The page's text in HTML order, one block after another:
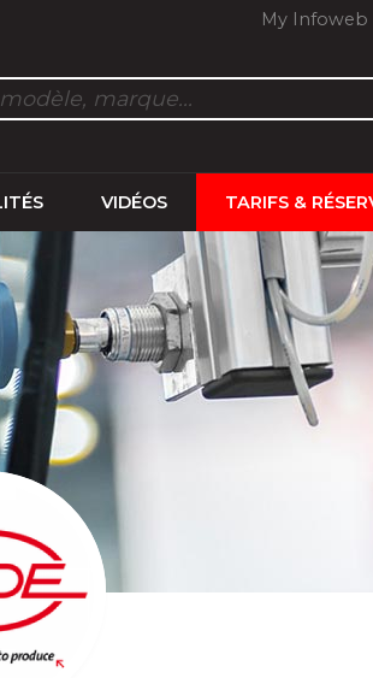
My Infoweb
VIDÉOS TARIFS &